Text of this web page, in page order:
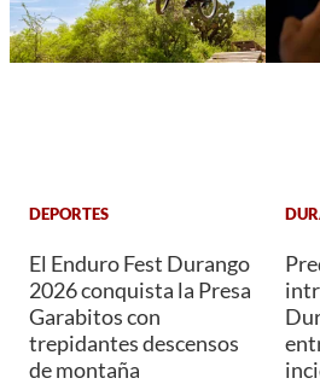
DEPORTES
El Enduro Fest Durango
2026 conquista la Presa
Garabitos con
trepidantes descensos
de montaña